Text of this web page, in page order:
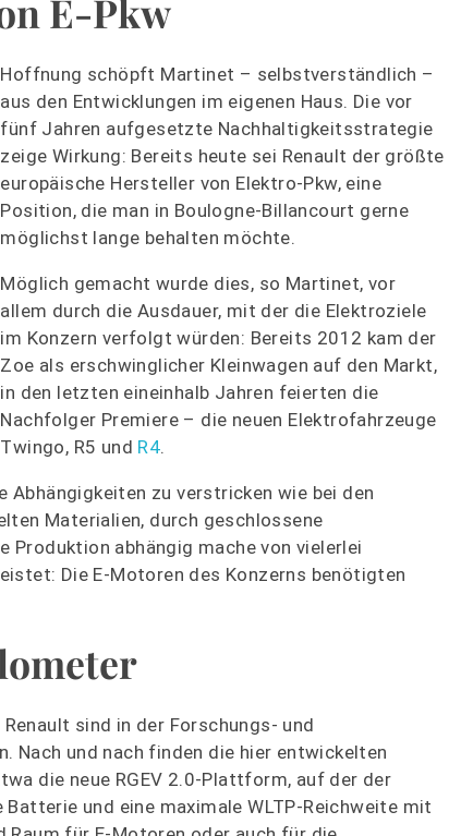
E-Pkw
Hoffnung schöpft Martinet – selbstverständlich –
aus den Entwicklungen im eigenen Haus. Die vor
fünf Jahren aufgesetzte Nachhaltigkeitsstrategie
zeige Wirkung: Bereits heute sei Renault der größte
europäische Hersteller von Elektro-Pkw, eine
Position, die man in Boulogne-Billancourt gerne
möglichst lange behalten möchte.
Möglich gemacht wurde dies, so Martinet, vor
allem durch die Ausdauer, mit der die Elektroziele
im Konzern verfolgt würden: Bereits 2012 kam der
Zoe als erschwinglicher Kleinwagen auf den Markt,
in den letzten eineinhalb Jahren feierten die
Nachfolger Premiere – die neuen Elektrofahrzeuge
Twingo, R5 und R4.
zu verstricken wie bei den
Materialien, durch geschlossene
abhängig mache von vielerlei
Die E-Motoren des Konzerns benötigten
sind in der Forschungs- und
Nach und nach finden die hier entwickelten
die neue RGEV 2.0-Plattform, auf der der
und eine maximale WLTP-Reichweite mit